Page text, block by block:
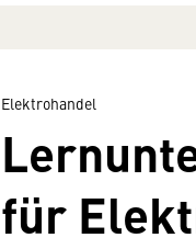
Elektrohandel
für